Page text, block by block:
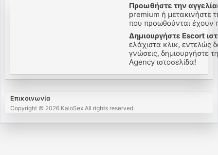
Προωθήστε την
premium ή μετακινήστε
που προωθούνται έχουν
Δημιουργήστε Escort
ελάχιστα κλικ, εντελώς
γνώσεις, δημιουργήστε
Agency ιστοσελίδα!
Επικοινωνία
Copyright © 2026 KaloSex All rights reserved.